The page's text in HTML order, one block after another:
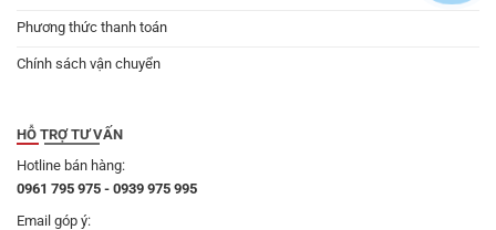
Phương thức thanh toán
Chính sách vận chuyển
HỖ TRỢ TƯ VẤN
Hotline bán hàng:
0961 795 975 - 0939 975 995
Email góp ý: